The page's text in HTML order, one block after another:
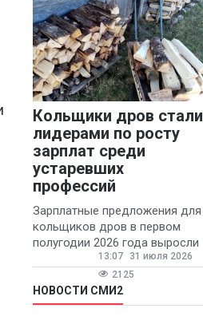
Кольщики дров стали
лидерами по росту
зарплат среди
устаревших
профессий
Зарплатные предложения для
кольщиков дров в первом
полугодии 2026 года выросли
на 58% - 62 тысяч рублей в
месяц, сообщает агентство
«Прайм».
13:07
31 июля 2026
2125
НОВОСТИ СМИ2